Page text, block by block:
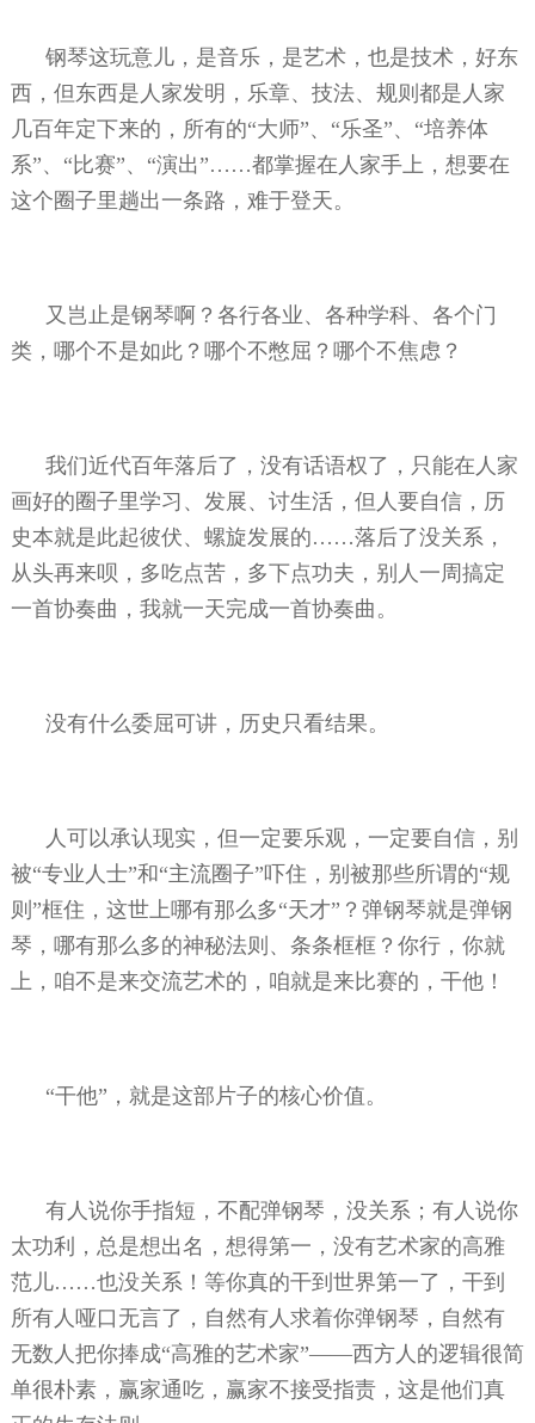
钢琴这玩意儿，是音乐，是艺术，也是技术，好东
西，但东西是人家发明，乐章、技法、规则都是人家
几百年定下来的，所有的“大师”、“乐圣”、“培养体
系”、“比赛”、“演出”……都掌握在人家手上，想要在
这个圈子里趟出一条路，难于登天。
又岂止是钢琴啊？各行各业、各种学科、各个门
类，哪个不是如此？哪个不憋屈？哪个不焦虑？
我们近代百年落后了，没有话语权了，只能在人家
画好的圈子里学习、发展、讨生活，但人要自信，历
史本就是此起彼伏、螺旋发展的……落后了没关系，
从头再来呗，多吃点苦，多下点功夫，别人一周搞定
一首协奏曲，我就一天完成一首协奏曲。
没有什么委屈可讲，历史只看结果。
人可以承认现实，但一定要乐观，一定要自信，别
被“专业人士”和“主流圈子”吓住，别被那些所谓的“规
则”框住，这世上哪有那么多“天才”？弹钢琴就是弹钢
琴，哪有那么多的神秘法则、条条框框？你行，你就
上，咱不是来交流艺术的，咱就是来比赛的，干他！
“干他”，就是这部片子的核心价值。
有人说你手指短，不配弹钢琴，没关系；有人说你
太功利，总是想出名，想得第一，没有艺术家的高雅
范儿……也没关系！等你真的干到世界第一了，干到
所有人哑口无言了，自然有人求着你弹钢琴，自然有
无数人把你捧成“高雅的艺术家”——西方人的逻辑很简
单很朴素，赢家通吃，赢家不接受指责，这是他们真